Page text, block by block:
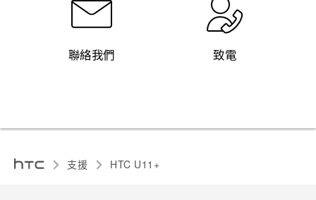
聯絡我們 致電
支援 HTC U11+‎